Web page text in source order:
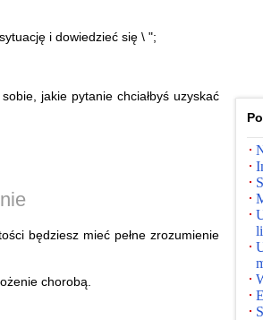
i dowiedzieć się \ ";
jakie pytanie chciałbyś uzyskać
będziesz mieć pełne zrozumienie
chorobą.